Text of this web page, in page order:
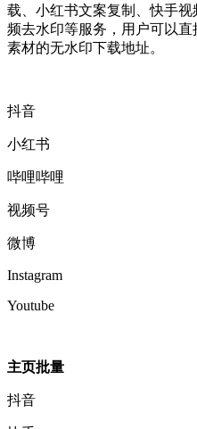
载、小红书文案复制、快手
频去水印等服务，用户可以
素材的无水印下载地址。
抖音
小红书
哔哩哔哩
视频号
微博
Instagram
Youtube
主页批量
抖音